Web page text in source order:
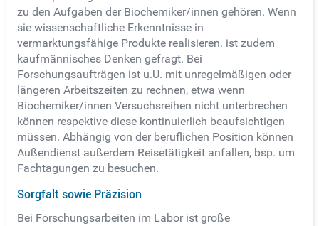
zu den Aufgaben der Biochemiker/innen gehören. Wenn
sie wissenschaftliche Erkenntnisse in
vermarktungsfähige Produkte realisieren. ist zudem
kaufmännisches Denken gefragt. Bei
Forschungsaufträgen ist u.U. mit unregelmäßigen oder
längeren Arbeitszeiten zu rechnen, etwa wenn
Biochemiker/innen Versuchsreihen nicht unterbrechen
können respektive diese kontinuierlich beaufsichtigen
müssen. Abhängig von der beruflichen Position können
Außendienst außerdem Reisetätigkeit anfallen, bsp. um
Fachtagungen zu besuchen.
Sorgfalt sowie Präzision
Bei Forschungsarbeiten im Labor ist große